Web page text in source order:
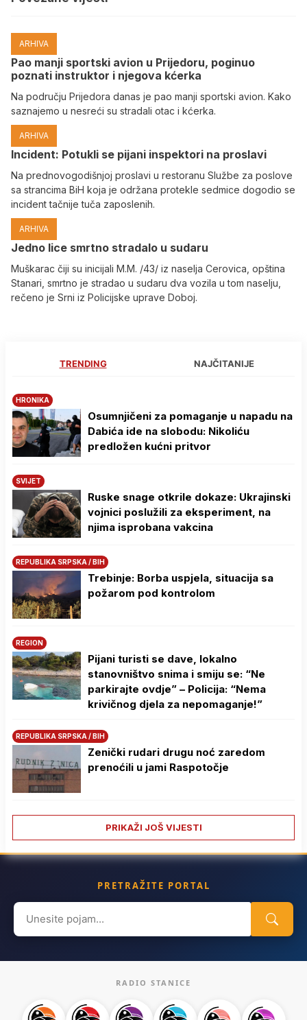
ARHIVA
Pao manji sportski avion u Prijedoru, poginuo
poznati instruktor i njegova kćerka
Na području Prijedora danas je pao manji sportski avion. Kako
saznajemo u nesreći su stradali otac i kćerka.
ARHIVA
Incident: Potukli se pijani inspektori na proslavi
Na prednovogodišnjoj proslavi u restoranu Službe za poslove
sa strancima BiH koja je održana protekle sedmice dogodio se
incident tačnije tuča zaposlenih.
ARHIVA
Јedno lice smrtno stradalo u sudaru
Muškarac čiji su inicijali M.M. /43/ iz naselja Cerovica, opština
Stanari, smrtno je stradao u sudaru dva vozila u tom naselju,
rečeno je Srni iz Policijske uprave Doboj.
TRENDING NAJČITANIJE
HRONIKA
Osumnjičeni za pomaganje u napadu na
Dabića ide na slobodu: Nikoliću
predložen kućni pritvor
SVIJET
Ruske snage otkrile dokaze: Ukrajinski
vojnici poslužili za eksperiment, na
njima isprobana vakcina
REPUBLIKA SRPSKA / BIH
Trebinje: Borba uspjela, situacija sa
požarom pod kontrolom
REGION
Pijani turisti se dave, lokalno
stanovništvo snima i smiju se: “Ne
parkirajte ovdje” – Policija: “Nema
krivičnog djela za nepomaganje!”
REPUBLIKA SRPSKA / BIH
Zenički rudari drugu noć zaredom
prenoćili u jami Raspotočje
PRIKAŽI JOŠ VIJESTI
PRETRAŽITE PORTAL
Search
for:
RADIO STANICE